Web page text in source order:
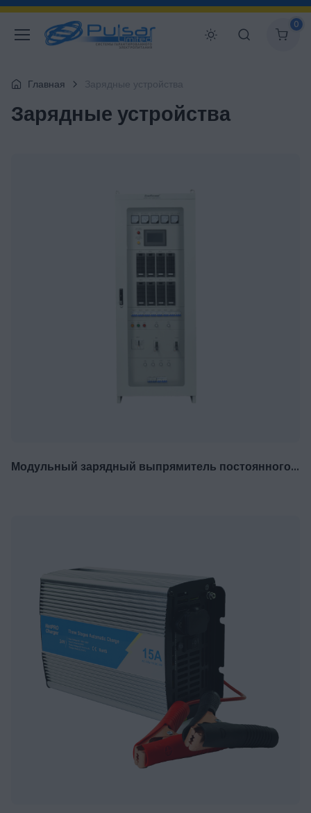
0
Главная Зарядные устройства
Зарядные устройства
Модульный зарядный выпрямитель постоянного тока EverExceed серии HF